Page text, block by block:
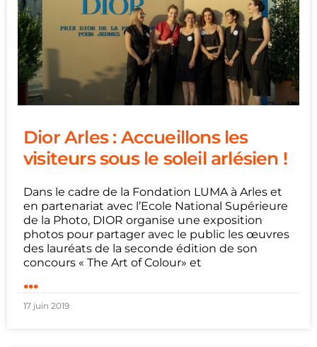
Dior Arles : Accueillons les
visiteurs sous le soleil arlésien !
Dans le cadre de la Fondation LUMA à Arles et
en partenariat avec l’Ecole National Supérieure
de la Photo, DIOR organise une exposition
photos pour partager avec le public les œuvres
des lauréats de la seconde édition de son
concours « The Art of Colour» et
...
17 juin 2019